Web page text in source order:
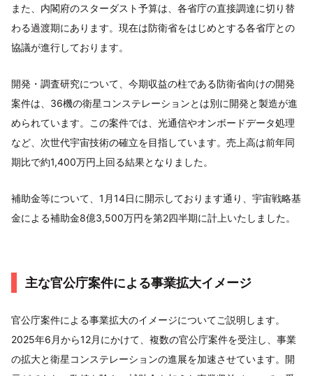
また、内閣府のスターダスト予算は、各省庁の直接調達に切り替
わる過渡期にあります。現在は防衛省をはじめとする各省庁との
協議が進行しております。
開発・調査研究について、今期収益の柱である防衛省向けの開発
案件は、36機の衛星コンステレーションとは別に開発と製造が進
められています。この案件では、光通信やオンボードデータ処理
など、次世代宇宙技術の確立を目指しています。売上高は前年同
期比で約1,400万円上回る結果となりました。
補助金等について、1月14日に開示しております通り、宇宙戦略基
金による補助金8億3,500万円を第2四半期に計上いたしました。
主な官公庁案件による事業拡大イメージ
官公庁案件による事業拡大のイメージについてご説明します。
2025年6月から12月にかけて、複数の官公庁案件を受注し、事業
の拡大と衛星コンステレーションの進展を加速させています。開